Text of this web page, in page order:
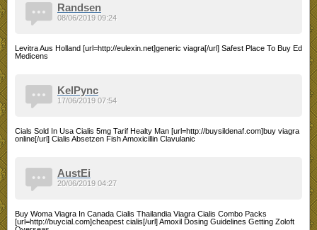
Randsen
Levitra Aus Holland [url=http://eulexin.net]generic viagra[/url] Safest Place To Buy Ed
Medicens
08/06/2019 09:24
KelPync
Cials Sold In Usa Cialis 5mg Tarif Healty Man [url=http://buysildenaf.com]buy viagra
online[/url] Cialis Absetzen Fish Amoxicillin Clavulanic
17/06/2019 07:54
AustEi
Buy Woma Viagra In Canada Cialis Thailandia Viagra Cialis Combo Packs
[url=http://buycial.com]cheapest cialis[/url] Amoxil Dosing Guidelines Getting Zoloft
20/06/2019 04:27